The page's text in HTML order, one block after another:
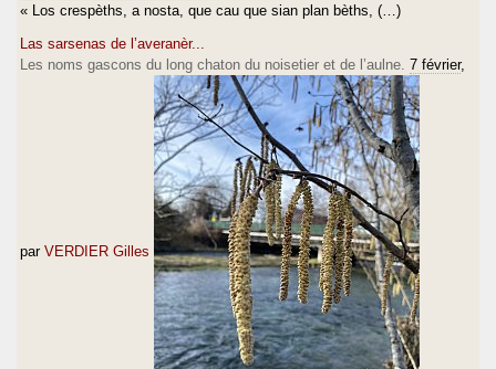
« Los crespèths, a nosta, que cau que sian plan bèths, (…)
Las sarsenas de l’averanèr...
Les noms gascons du long chaton du noisetier et de l’aulne. 7 février,
par VERDIER Gilles